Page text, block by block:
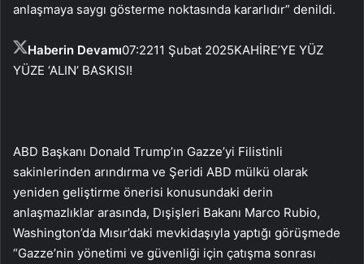
anlaşmaya saygı gösterme noktasında kararlıdır” denildi.
Haberin Devamı07:2211 Şubat 2025KAHİRE’YE YÜZ
YÜZE ‘ALIN’ BASKISI!
ABD Başkanı Donald Trump’ın Gazze’yi Filistinli
sakinlerinden arındırma ve Şeridi ABD mülkü olarak
yeniden geliştirme önerisi konusundaki derin
anlaşmazlıklar arasında, Dışişleri Bakanı Marco Rubio,
Washington’da Mısır’daki mevkidaşıyla yaptığı görüşmede
“Gazze’nin yönetimi ve güvenliği için çatışma sonrası